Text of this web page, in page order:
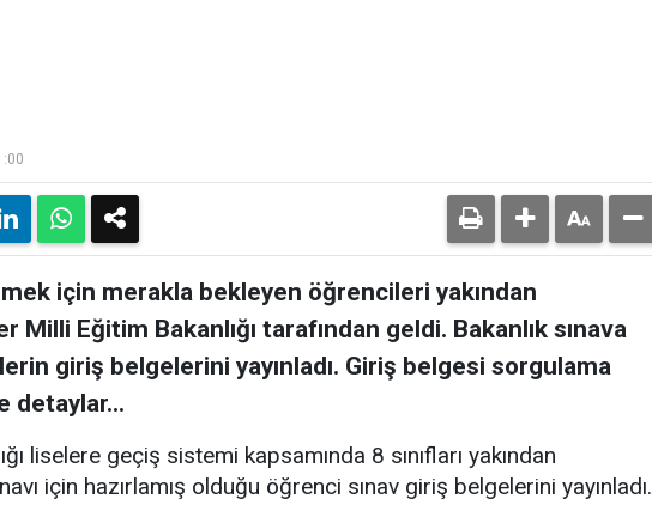
için merakla bekleyen öğrencileri yakından
Milli Eğitim Bakanlığı tarafından geldi. Bakanlık sınava
giriş belgelerini yayınladı. Giriş belgesi sorgulama
detaylar…
liselere geçiş sistemi kapsamında 8 sınıfları yakından
için hazırlamış olduğu öğrenci sınav giriş belgelerini yayınladı.